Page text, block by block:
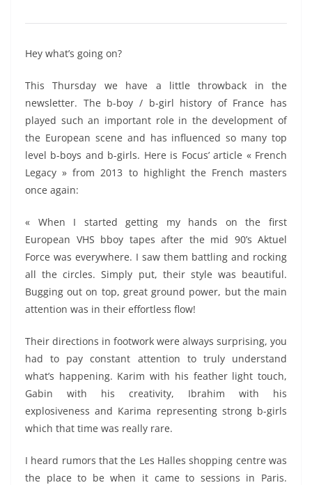
Hey what’s going on?
This Thursday we have a little throwback in the
newsletter. The b-boy / b-girl history of France has
played such an important role in the development of
the European scene and has influenced so many top
level b-boys and b-girls. Here is Focus’ article « French
Legacy » from 2013 to highlight the French masters
once again:
« When I started getting my hands on the first
European VHS bboy tapes after the mid 90’s Aktuel
Force was everywhere. I saw them battling and rocking
all the circles. Simply put, their style was beautiful.
Bugging out on top, great ground power, but the main
attention was in their effortless flow!
Their directions in footwork were always surprising, you
had to pay constant attention to truly understand
what’s happening. Karim with his feather light touch,
Gabin with his creativity, Ibrahim with his
explosiveness and Karima representing strong b-girls
which that time was really rare.
I heard rumors that the Les Halles shopping centre was
the place to be when it came to sessions in Paris.